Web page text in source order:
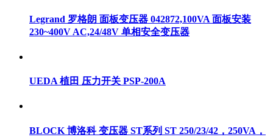
Legrand 罗格朗 面板变压器 042872,100VA 面板安装
230~400V AC,24/48V 单相安全变压器
UEDA 植田 压力开关 PSP-200A
BLOCK 博洛科 变压器 ST系列 ST 250/23/42，250VA，